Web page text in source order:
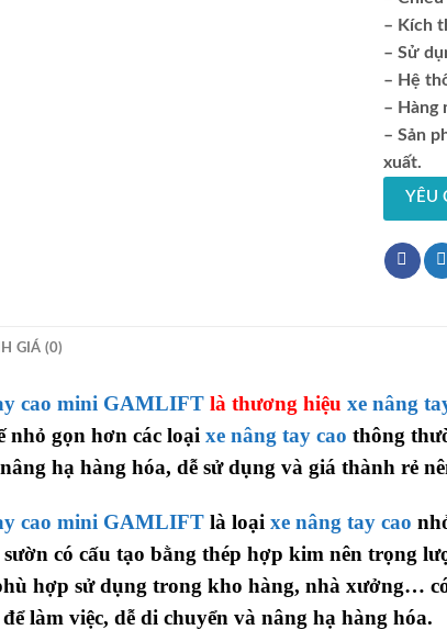
– Kích
– Sử
– Hệ
– Hàng
– Sản
xuất.
YÊU
GIÁ (0)
cao mini GAMLIFT là thương hiệu xe nâng
nhỏ gọn hơn các loại xe nâng tay cao thông
hạ hàng hóa, dễ sử dụng và giá thành rẻ
cao mini GAMLIFT là loại xe nâng tay cao
có cấu tạo bằng thép hợp kim nên trọng
hợp sử dụng trong kho hàng, nhà xưởng…
làm việc, dễ di chuyển và nâng hạ hàng hóa.